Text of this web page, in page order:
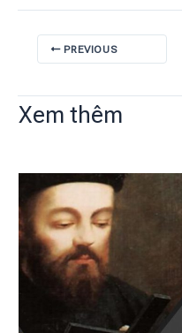
PREVIOUS
Xem thêm